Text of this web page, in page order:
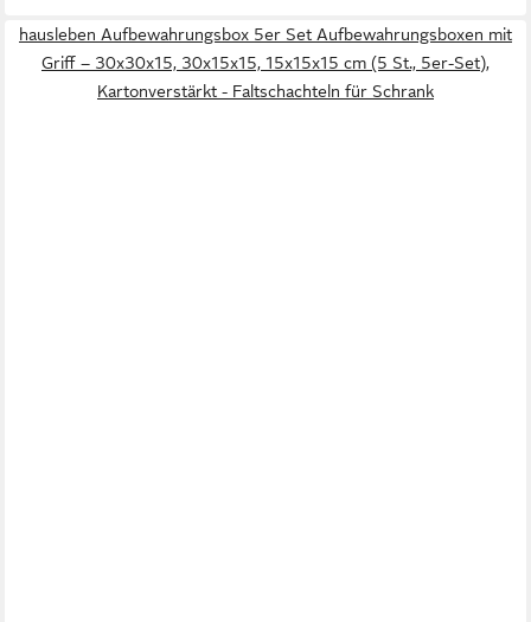
hausleben Aufbewahrungsbox 5er Set Aufbewahrungsboxen mit
Griff – 30x30x15, 30x15x15, 15x15x15 cm (5 St., 5er-Set),
Kartonverstärkt - Faltschachteln für Schrank